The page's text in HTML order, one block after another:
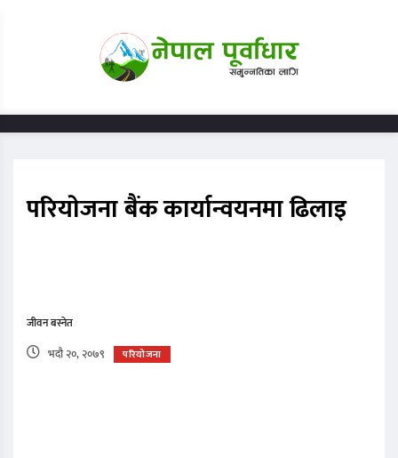
परियाेजना बैंक कार्यान्वयनमा ढिलाइ
जीवन बस्नेत
भदौ २०, २०७९
परियोजना